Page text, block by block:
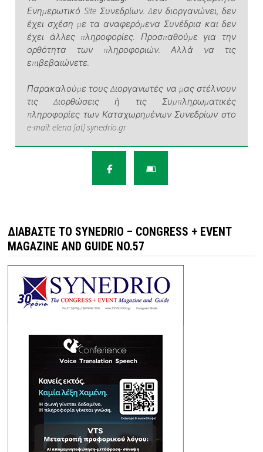
Ενημερωτικό Site Συνεδρίων. Δεν διοργανώνει, δεν
έχει σχέση με τα αναφερόμενα Συνέδρια και δεν
έχει άλλες πληροφορίες. Προσπαθούμε για την
ορθότητα των πληροφοριών. Αλλά να τις
επιβεβαιώνετε.
Παρακαλούμε τους Διοργανωτές να μας στέλνουν
τις Διορθώσεις ή τις Συμπληρωματικές
πληροφορίες των Καταχωρημένων Συνεδρίων στο
e-mail: elena [at] synedrio.gr
ΔΙΑΒΆΣΤΕ ΤΟ SYNEDRIO – CONGRESS + EVENT
MAGAZINE AND GUIDE NO.57